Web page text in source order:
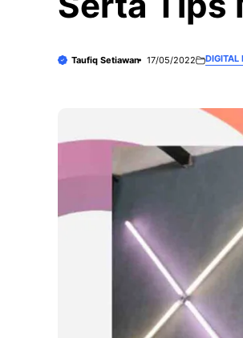
Taufiq Setiawan 17/05/2022 DIGITAL